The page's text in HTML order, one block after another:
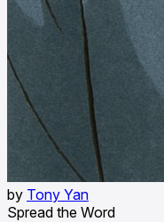
by Tony Yan
Spread the Word